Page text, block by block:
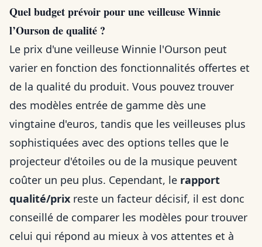
Quel budget prévoir pour une veilleuse Winnie
l’Ourson de qualité ?
Le prix d'une veilleuse Winnie l'Ourson peut
varier en fonction des fonctionnalités offertes et
de la qualité du produit. Vous pouvez trouver
des modèles entrée de gamme dès une
vingtaine d'euros, tandis que les veilleuses plus
sophistiquées avec des options telles que le
projecteur d'étoiles ou de la musique peuvent
coûter un peu plus. Cependant, le rapport
qualité/prix reste un facteur décisif, il est donc
conseillé de comparer les modèles pour trouver
celui qui répond au mieux à vos attentes et à